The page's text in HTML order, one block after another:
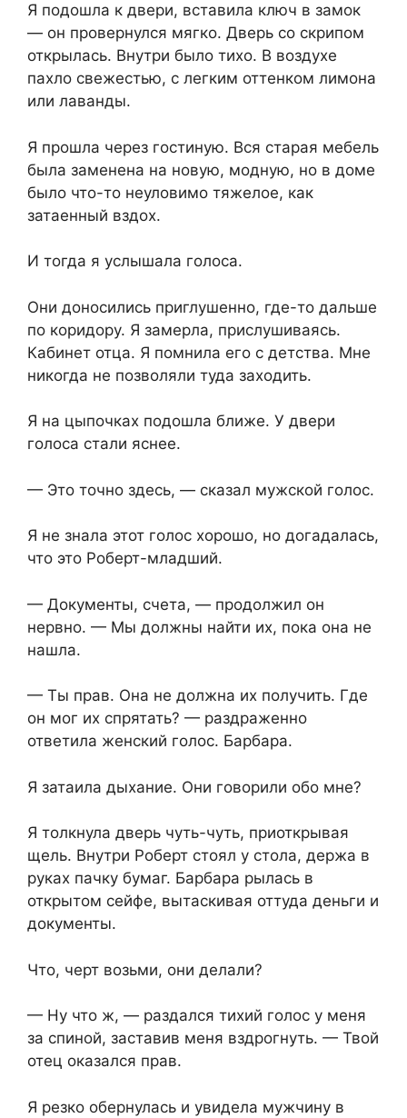
Я подошла к двери, вставила ключ в замок
— он провернулся мягко. Дверь со скрипом
открылась. Внутри было тихо. В воздухе
пахло свежестью, с легким оттенком лимона
или лаванды.
Я прошла через гостиную. Вся старая мебель
была заменена на новую, модную, но в доме
было что-то неуловимо тяжелое, как
затаенный вздох.
И тогда я услышала голоса.
Они доносились приглушенно, где-то дальше
по коридору. Я замерла, прислушиваясь.
Кабинет отца. Я помнила его с детства. Мне
никогда не позволяли туда заходить.
Я на цыпочках подошла ближе. У двери
голоса стали яснее.
— Это точно здесь, — сказал мужской голос.
Я не знала этот голос хорошо, но догадалась,
что это Роберт-младший.
— Документы, счета, — продолжил он
нервно. — Мы должны найти их, пока она не
нашла.
— Ты прав. Она не должна их получить. Где
он мог их спрятать? — раздраженно
ответила женский голос. Барбара.
Я затаила дыхание. Они говорили обо мне?
Я толкнула дверь чуть-чуть, приоткрывая
щель. Внутри Роберт стоял у стола, держа в
руках пачку бумаг. Барбара рылась в
открытом сейфе, вытаскивая оттуда деньги и
документы.
Что, черт возьми, они делали?
— Ну что ж, — раздался тихий голос у меня
за спиной, заставив меня вздрогнуть. — Твой
отец оказался прав.
Я резко обернулась и увидела мужчину в